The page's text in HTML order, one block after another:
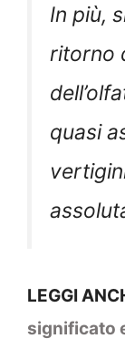
In più,
ritorno
quasi
LEGGI
significato